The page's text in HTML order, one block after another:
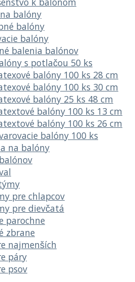
balóny
balóny
balóny
balenia balónov
s potlačou 50 ks
balóny 100 ks 28 cm
balóny 100 ks 30 cm
balóny 25 ks 48 cm
balóny 100 ks 13 cm
balóny 100 ks 26 cm
balóny 100 ks
na balóny
pre chlapcov
pre dievčatá
parochne
zbrane
najmenších
páry
psov